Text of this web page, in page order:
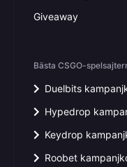
Bästa CSGO-
Duelbits
Hypedrop
Keydrop
Roobet
Giveaway